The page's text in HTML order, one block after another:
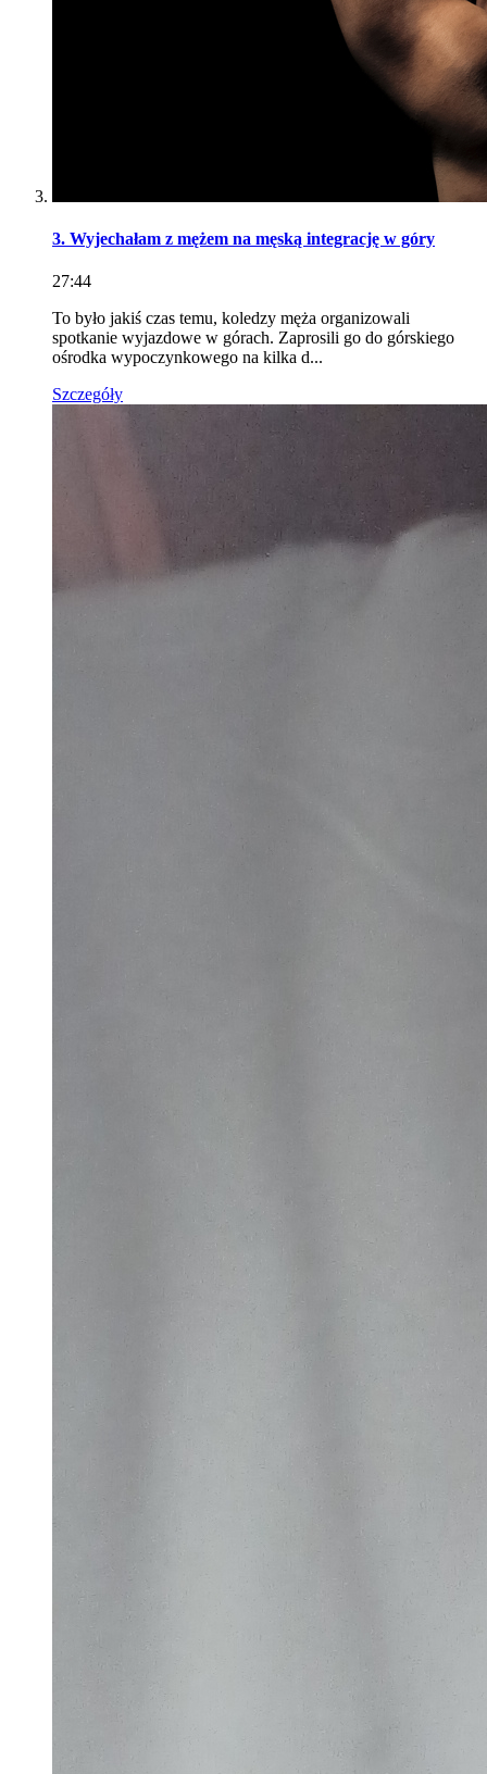
3. Wyjechałam z mężem na męską integrację w góry
27:44
To było jakiś czas temu, koledzy męża organizowali
spotkanie wyjazdowe w górach. Zaprosili go do górskiego
ośrodka wypoczynkowego na kilka d...
Szczegóły